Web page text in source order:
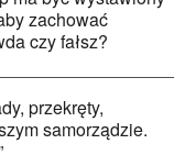
zachować
czy fałsz?
przekręty,
samorządzie.